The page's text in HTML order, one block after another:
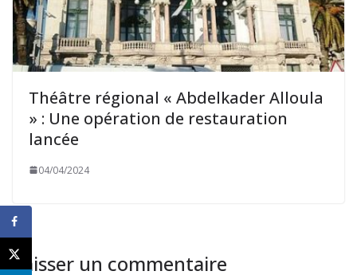
Théâtre régional « Abdelkader Alloula
» : Une opération de restauration
lancée
04/04/2024
Laisser un commentaire